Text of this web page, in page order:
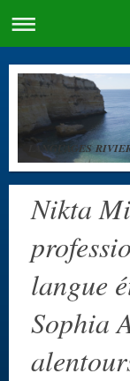
LANGUAGES
Nikta
langue
Sophia